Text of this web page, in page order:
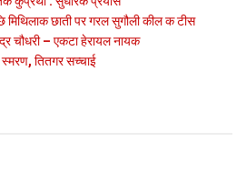
मिथिलाक छाती पर गरल सुगौली कील क टीस
चौधरी – एकटा हेरायल नायक
स्‍मरण, तितगर सच्‍चाई